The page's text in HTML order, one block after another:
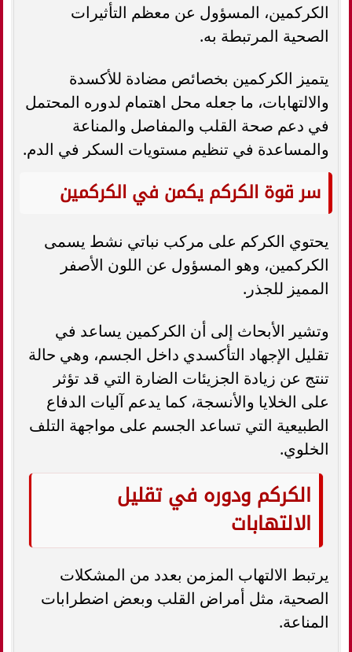
الكركمين، المسؤول عن معظم التأثيرات
الصحية المرتبطة به.
يتميز الكركمين بخصائص مضادة للأكسدة
والالتهابات، ما جعله محل اهتمام لدوره المحتمل
في دعم صحة القلب والمفاصل والمناعة
والمساعدة في تنظيم مستويات السكر في الدم.
سر قوة الكركم يكمن في الكركمين
يحتوي الكركم على مركب نباتي نشط يسمى
الكركمين، وهو المسؤول عن اللون الأصفر
المميز للجذر.
وتشير الأبحاث إلى أن الكركمين يساعد في
تقليل الإجهاد التأكسدي داخل الجسم، وهي حالة
تنتج عن زيادة الجزيئات الضارة التي قد تؤثر
على الخلايا والأنسجة، كما يدعم آليات الدفاع
الطبيعية التي تساعد الجسم على مواجهة التلف
الخلوي.
الكركم ودوره في تقليل
الالتهابات
يرتبط الالتهاب المزمن بعدد من المشكلات
الصحية، مثل أمراض القلب وبعض اضطرابات
المناعة.